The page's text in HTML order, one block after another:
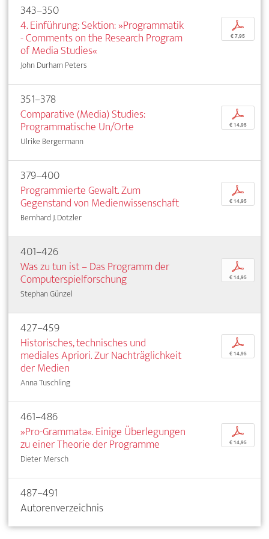
343–350
4. Einführung: Sektion: »Programmatik
- Comments on the Research Program
of Media Studies«
John Durham Peters
p
€ 7,95
351–378
Comparative (Media) Studies:
Programmatische Un/Orte
Ulrike Bergermann
p
€ 14,95
379–400
Programmierte Gewalt. Zum
Gegenstand von Medienwissenschaft
Bernhard J. Dotzler
p
€ 14,95
401–426
Was zu tun ist – Das Programm der
Computerspielforschung
Stephan Günzel
p
€ 14,95
427–459
Historisches, technisches und
mediales Apriori. Zur Nachträglichkeit
der Medien
Anna Tuschling
p
€ 14,95
461–486
»Pro-Grammata«. Einige Überlegungen
zu einer Theorie der Programme
Dieter Mersch
p
€ 14,95
487–491
Autorenverzeichnis